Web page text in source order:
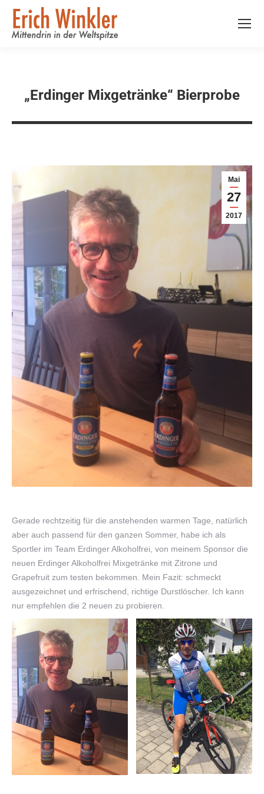
„Erdinger Mixgetränke“ Bierprobe
Mai
27
2017
Gerade rechtzeitig für die anstehenden warmen Tage, natürlich
aber auch passend für den ganzen Sommer, habe ich als
Sportler im Team Erdinger Alkoholfrei, von meinem Sponsor die
neuen Erdinger Alkoholfrei Mixgetränke mit Zitrone und
Grapefruit zum testen bekommen. Mein Fazit: schmeckt
ausgezeichnet und erfrischend, richtige Durstlöscher. Ich kann
nur empfehlen die 2 neuen zu probieren.